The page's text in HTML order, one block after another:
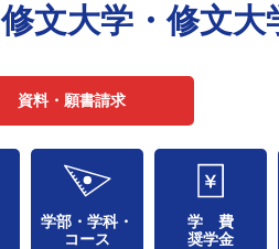
修文大学・修文大
資料・願書請求
学部・学科・
コース
学 費
奨学金